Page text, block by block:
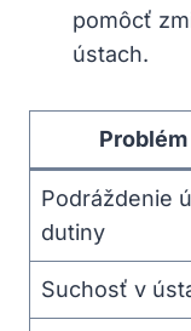
pomôcť
ústach.
Problém
Podráždenie
dutiny
Suchosť v